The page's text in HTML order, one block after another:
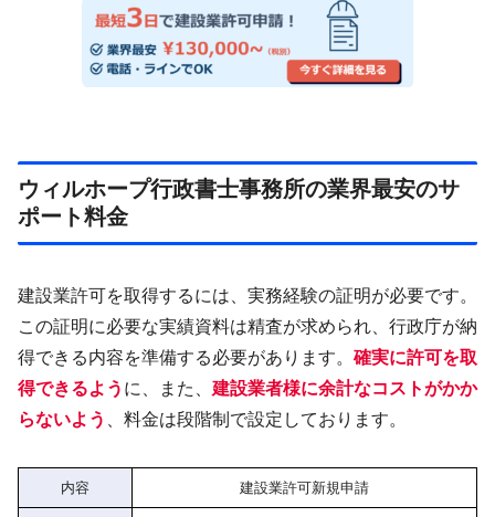
ウィルホープ行政書士事務所の業界最安のサ
ポート料金
建設業許可を取得するには、実務経験の証明が必要です。
この証明に必要な実績資料は精査が求められ、行政庁が納
得できる内容を準備する必要があります。 確実に許可を取
得できるよう に、また、 建設業者様に余計なコストがかか
らないよう
、料金は段階制で設定しております。
内容 建設業許可新規申請